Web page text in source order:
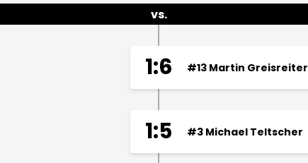
vs.
1:6 #13 Martin Greisreiter
1:5 #3 Michael Teltscher